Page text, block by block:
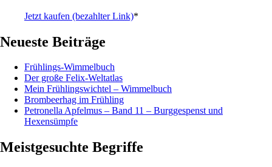
Jetzt kaufen (bezahlter Link)*
Neueste Beiträge
Frühlings-Wimmelbuch
Der große Felix-Weltatlas
Mein Frühlingswichtel – Wimmelbuch
Brombeerhag im Frühling
Petronella Apfelmus – Band 11 – Burggespenst und
Hexensümpfe
Meistgesuchte Begriffe